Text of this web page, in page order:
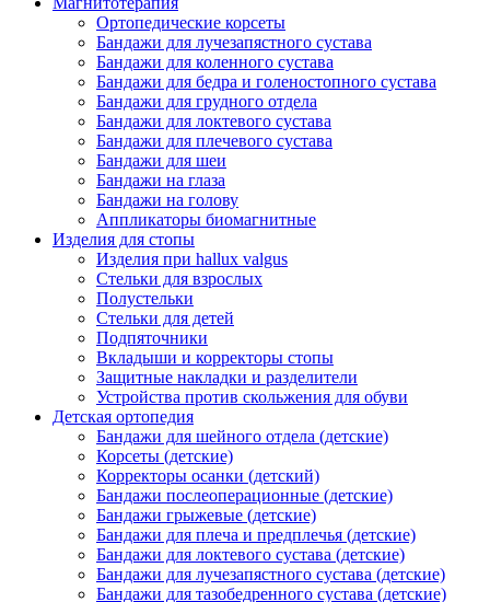
Ортопедические корсеты
Бандажи для лучезапястного сустава
Бандажи для коленного сустава
Бандажи для бедра и голеностопного сустава
Бандажи для грудного отдела
Бандажи для локтевого сустава
Бандажи для плечевого сустава
Бандажи для шеи
Бандажи на глаза
Бандажи на голову
Аппликаторы биомагнитные
Изделия для стопы
Изделия при hallux valgus
Стельки для взрослых
Полустельки
Стельки для детей
Подпяточники
Вкладыши и корректоры стопы
Защитные накладки и разделители
Устройства против скольжения для обуви
Детская ортопедия
Бандажи для шейного отдела (детские)
Корсеты (детские)
Корректоры осанки (детский)
Бандажи послеоперационные (детские)
Бандажи грыжевые (детские)
Бандажи для плеча и предплечья (детские)
Бандажи для локтевого сустава (детские)
Бандажи для лучезапястного сустава (детские)
Бандажи для тазобедренного сустава (детские)